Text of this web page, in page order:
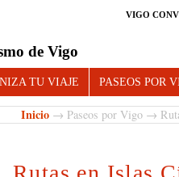
VIGO
de Vigo
TU VIAJE PASEOS POR
Inicio → Paseos por Vigo →